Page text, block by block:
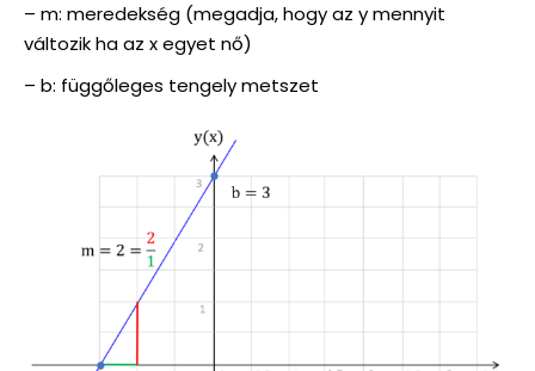
– m: meredekség (megadja, hogy az y mennyit
változik ha az x egyet nő)
– b: függőleges tengely metszet